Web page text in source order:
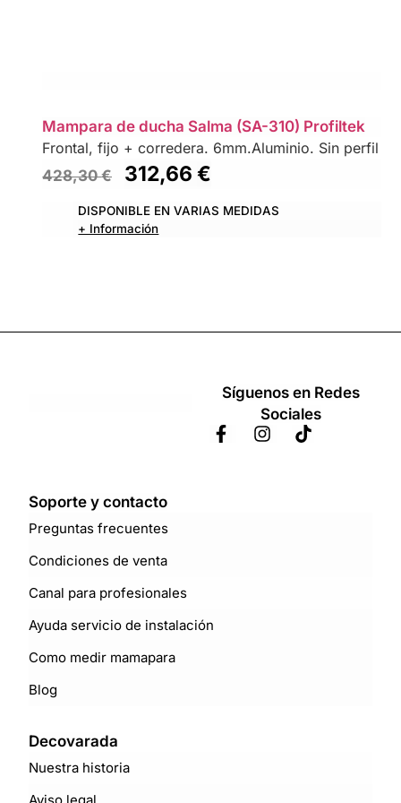
Mampara de ducha Salma (SA-310) Profiltek
Frontal, fijo + corredera. 6mm.Aluminio. Sin perfil
428,30€ 312,66€
DISPONIBLE EN VARIAS MEDIDAS
+ Información
Síguenos en Redes
Sociales
Soporte y contacto
Preguntas frecuentes
Condiciones de venta
Canal para profesionales
Ayuda servicio de instalación
Como medir mamapara
Blog
Decovarada
Nuestra historia